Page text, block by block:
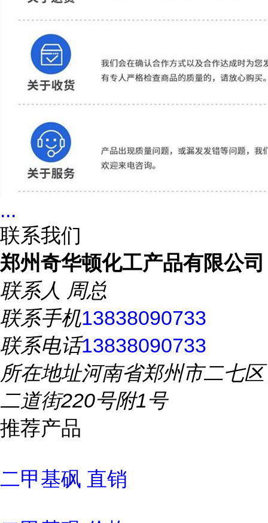
...
联系我们
郑州奇华顿化工产品有限公司
联系人 周总
联系手机13838090733
联系电话13838090733
所在地址河南省郑州市二七区
二道街220号附1号
推荐产品
二甲基砜 直销